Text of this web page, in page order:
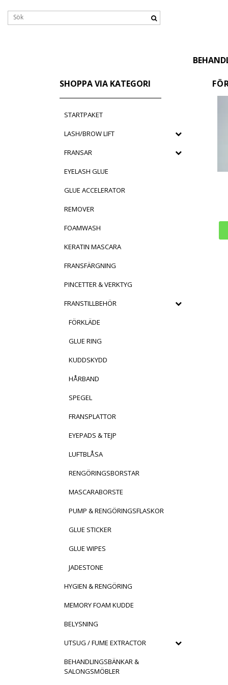
SHOPPA VIA KATEGORI
STARTPAKET
LASH/BROW LIFT
FRANSAR
EYELASH GLUE
GLUE ACCELERATOR
REMOVER
FOAMWASH
KERATIN MASCARA
FRANSFÄRGNING
PINCETTER & VERKTYG
FRANSTILLBEHÖR
FÖRKLÄDE
GLUE RING
KUDDSKYDD
HÅRBAND
SPEGEL
FRANSPLATTOR
EYEPADS & TEJP
LUFTBLÅSA
RENGÖRINGSBORSTAR
MASCARABORSTE
PUMP & RENGÖRINGSFLASKOR
GLUE STICKER
GLUE WIPES
JADESTONE
HYGIEN & RENGÖRING
MEMORY FOAM KUDDE
BELYSNING
UTSUG / FUME EXTRACTOR
BEHANDLINGSBÄNKAR &
SALONGSMÖBLER